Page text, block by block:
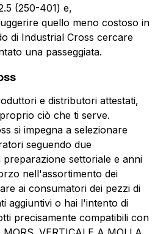
(250-401) e,
quello meno costoso in
di Industrial Cross cercare
una passeggiata.
e distributori attestati,
ciò che ti serve.
si impegna a selezionare
seguendo due
settoriale e anni
nell'assortimento dei
ai consumatori dei pezzi di
aggiuntivi o hai l'intento di
precisamente compatibili con